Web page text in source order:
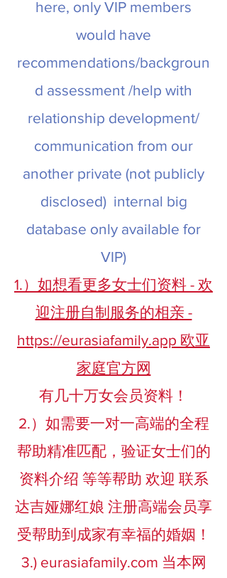
here, only VIP members
would have
recommendations/backgroun
d assessment /help with
relationship development/
communication from our
another private (not publicly
disclosed) internal big
database only available for
VIP)
1.）如想看更多女士们资料 - 欢
迎注册自制服务的相亲 -
https://eurasiafamily.app 欧亚
家庭官方网
有几十万女会员资料！
2.）如需要一对一高端的全程
帮助精准匹配，验证女士们的
资料介绍 等等帮助 欢迎 联系
达吉娅娜红娘 注册高端会员享
受帮助到成家有幸福的婚姻！
3.) eurasiafamily.com 当本网